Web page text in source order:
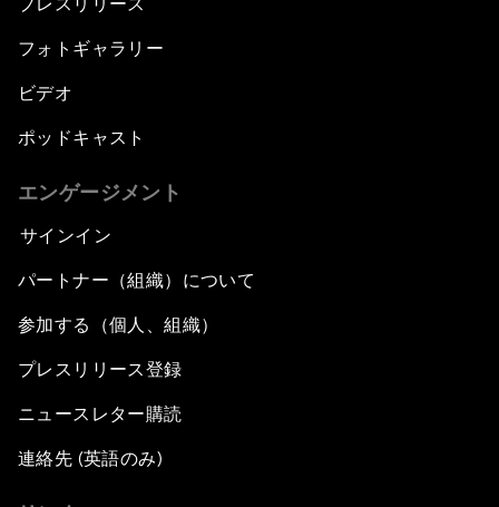
フォトギャラリー
ビデオ
ポッドキャスト
エンゲージメント
サインイン
パートナー（組織）について
参加する（個人、組織）
プレスリリース登録
ニュースレター購読
連絡先 (英語のみ)